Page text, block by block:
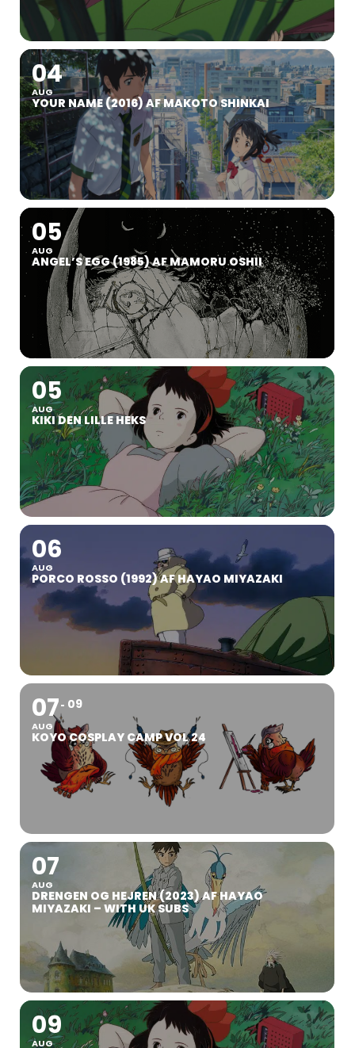
04
AUG
YOUR NAME (2016) AF MAKOTO SHINKAI
05
AUG
ANGEL’S EGG (1985) AF MAMORU OSHII
05
AUG
KIKI DEN LILLE HEKS
06
AUG
PORCO ROSSO (1992) AF HAYAO MIYAZAKI
07
AUG
09
KOYO COSPLAY CAMP VOL 24
07
AUG
DRENGEN OG HEJREN (2023) AF HAYAO
MIYAZAKI – WITH UK SUBS
09
AUG